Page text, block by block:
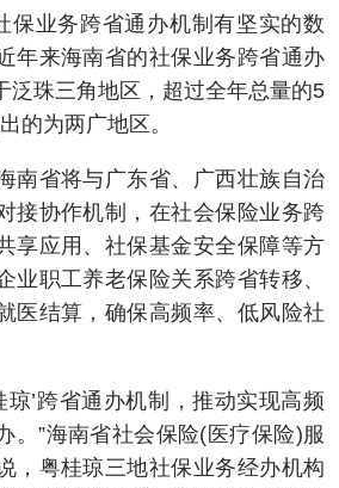
业务跨省通办机制有坚实的数
年来海南省的社保业务跨省通办
泛珠三角地区，超过全年总量的5
的为两广地区。
省将与广东省、广西壮族自治
接协作机制，在社会保险业务跨
享应用、社保基金安全保障等方
业职工养老保险关系跨省转移、
医结算，确保高频率、低风险社
’跨省通办机制，推动实现高频
。”海南省社会保险(医疗保险)服
，粤桂琼三地社保业务经办机构